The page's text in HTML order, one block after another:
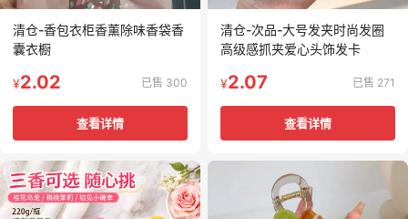
清仓-香包衣柜香薰除味香袋香
囊衣橱
¥2.02 已售 300
查看详情
清仓-次品-大号发夹时尚发圈
高级感抓夹爱心头饰发卡
¥2.07 已售 271
查看详情